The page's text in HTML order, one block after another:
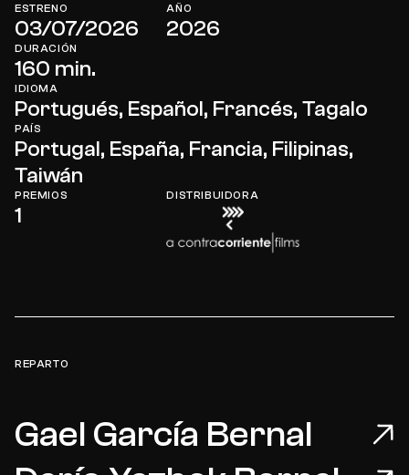
ESTRENO
03/07/2026
AÑO
2026
DURACIÓN
160 min.
IDIOMA
Portugués, Español, Francés, Tagalo
PAÍS
Portugal, España, Francia, Filipinas,
Taiwán
PREMIOS
1
DISTRIBUIDORA
REPARTO
Gael García Bernal